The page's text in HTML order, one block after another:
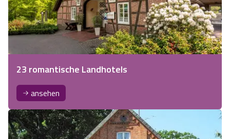
23 romantische Landhotels
ansehen